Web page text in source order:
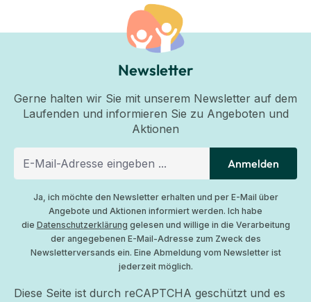
Newsletter
Gerne halten wir Sie mit unserem Newsletter auf dem
Laufenden und informieren Sie zu Angeboten und
Aktionen
Anmelden
Ja, ich möchte den Newsletter erhalten und per E-Mail über
Angebote und Aktionen informiert werden. Ich habe
die Datenschutzerklärung gelesen und willige in die Verarbeitung
der angegebenen E-Mail-Adresse zum Zweck des
Newsletterversands ein. Eine Abmeldung vom Newsletter ist
jederzeit möglich.
Diese Seite ist durch reCAPTCHA geschützt und es